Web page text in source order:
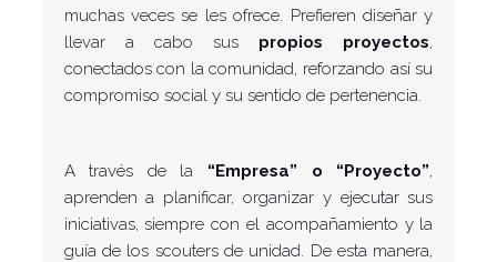
muchas veces se les ofrece. Prefieren diseñar y
llevar a cabo sus propios proyectos,
conectados con la comunidad, reforzando así su
compromiso social y su sentido de pertenencia.
A través de la “Empresa” o “Proyecto”,
aprenden a planificar, organizar y ejecutar sus
iniciativas, siempre con el acompañamiento y la
guía de los scouters de unidad. De esta manera,